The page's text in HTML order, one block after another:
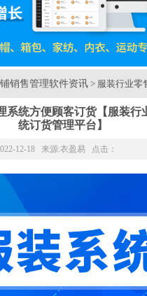
销售管理软件资讯> 服装行业零
系统方便顾客订货【服装行
统订货管理平台】
12-18 来源:衣盈易 点击：